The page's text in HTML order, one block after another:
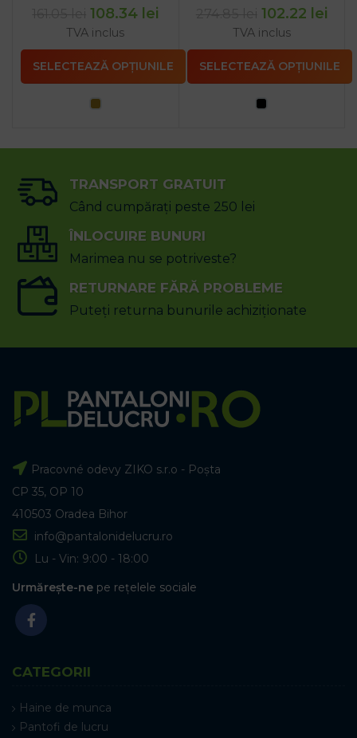
108.34 lei
TVA inclus
SELECTEAZĂ OPȚIUNILE
102.22 lei
TVA inclus
SELECTEAZĂ OPȚIUNILE
TRANSPORT GRATUIT
Când cumpărați peste 250 lei
ÎNLOCUIRE BUNURI
Marimea nu se potriveste?
RETURNARE FĂRĂ PROBLEME
Puteți returna bunurile achiziționate
Pracovné odevy ZIKO s.r.o - Poșta
CP 35, OP 10
410503 Oradea Bihor
info@pantalonidelucru.ro
Lu - Vin: 9:00 - 18:00
Urmărește-ne pe rețelele sociale
CATEGORII
Haine de munca
Pantofi de lucru